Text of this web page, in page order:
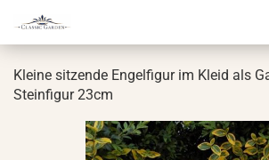
Klei­ne sit­zen­de En­gel­fi­gur im Kleid als
Stein­fi­gur 23cm